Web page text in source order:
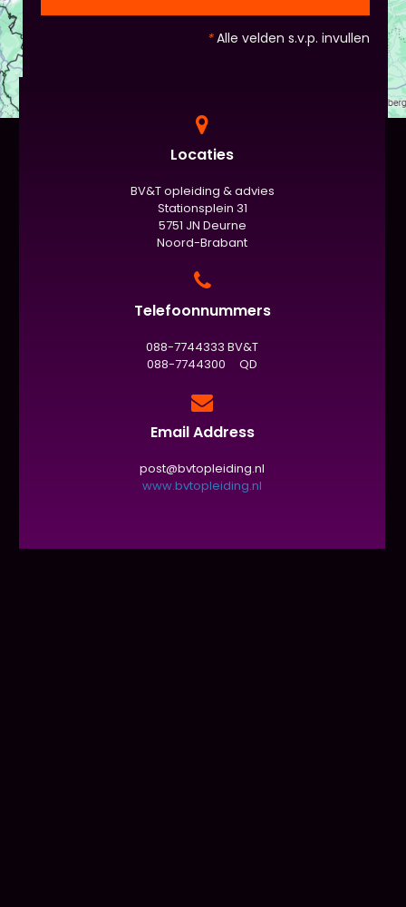
*Alle velden s.v.p. invullen
Locaties
BV&T opleiding & advies
Stationsplein 31
5751 JN Deurne
Noord-Brabant
Telefoonnummers
088-7744333 BV&T
088-7744300 QD
Email Address
post@bvtopleiding.nl
www.bvtopleiding.nl